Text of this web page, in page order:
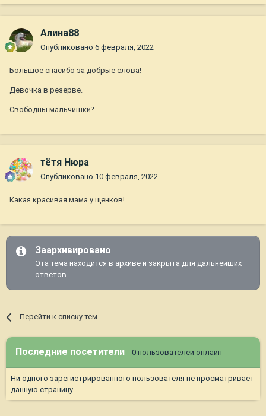
Алина88
Опубликовано 6 февраля, 2022
Большое спасибо за добрые слова!
Девочка в резерве.
Свободны мальчишки?
тётя Нюра
Опубликовано 10 февраля, 2022
Какая красивая мама у щенков!
Заархивировано
Эта тема находится в архиве и закрыта для дальнейших
ответов.
Перейти к списку тем
Последние посетители 0 пользователей онлайн
Ни одного зарегистрированного пользователя не просматривает
данную страницу